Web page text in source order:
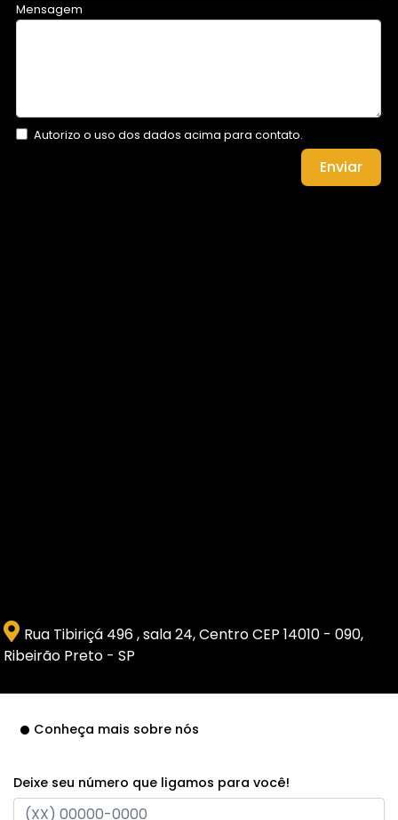
Mensagem
Autorizo o uso dos dados acima para contato.
Enviar
Rua Tibiriçá 496 , sala 24, Centro CEP 14010 - 090,
Ribeirão Preto - SP
Conheça mais sobre nós
Deixe seu número que ligamos para você!